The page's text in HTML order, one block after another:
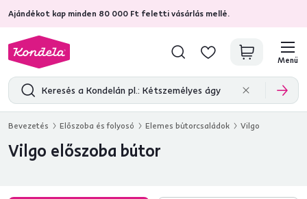
Ajándékot kap minden 80 000 Ft feletti vásárlás mellé.
4,7 31 211 ellenőrzött termékértékelések
Menü
Bevezetés Előszoba és folyosó Elemes bútorcsaládok Vilgo
Vilgo előszoba bútor